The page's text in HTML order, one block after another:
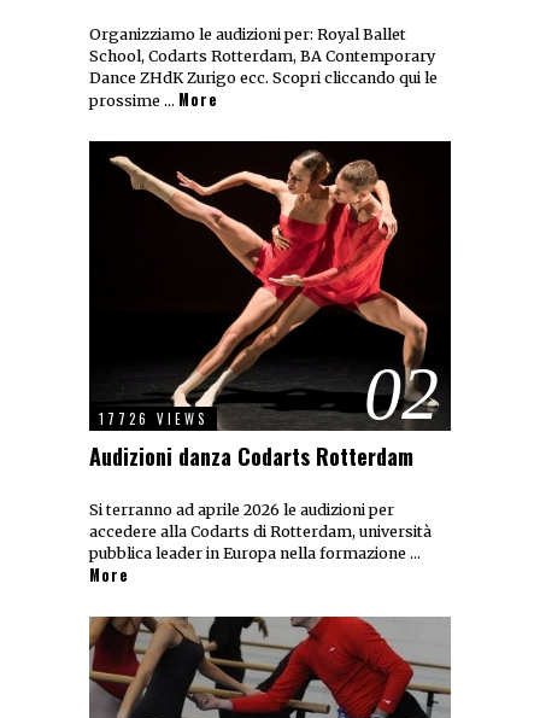
Organizziamo le audizioni per: Royal Ballet
School, Codarts Rotterdam, BA Contemporary
Dance ZHdK Zurigo ecc. Scopri cliccando qui le
prossime … More
02
17726 VIEWS
Audizioni danza Codarts Rotterdam
Si terranno ad aprile 2026 le audizioni per
accedere alla Codarts di Rotterdam, università
pubblica leader in Europa nella formazione …
More